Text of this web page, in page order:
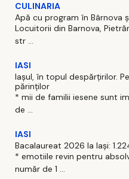
CULINARIA
Apă cu program în Bârnova
Locuitorii din Barnova,
str ...
IASI
Iașul, în topul despărțirilor.
părinților
* mii de familii iesene sunt
de ...
IASI
Bacalaureat 2026 la Iași:
* emotiile revin pentru
număr de 1 ...